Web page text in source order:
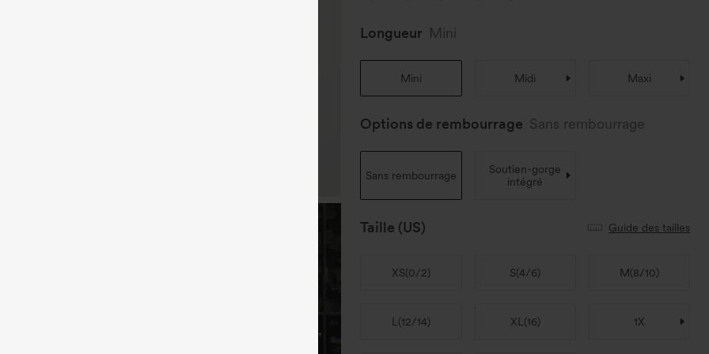
Longueur Mini
Mini Midi Maxi
Options de rembourrage Sans rembourrage
Sans rembourrage
Soutien-gorge
intégré
Taille (US) Guide des tailles
XS(0/2) S(4/6) M(8/10)
L (12/14) XL (16) 1X